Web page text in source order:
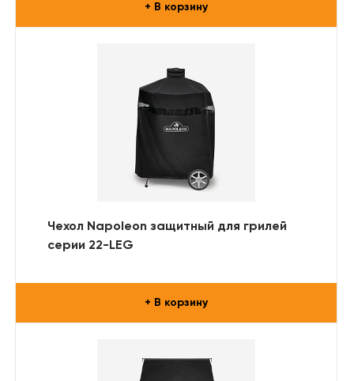
+ В корзину
Чехол Napoleon защитный для грилей
серии 22-LEG
+ В корзину